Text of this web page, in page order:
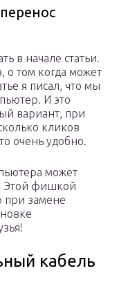
в начале статьи.
о том когда может
я писал, что мы
И это
вариант, при
кликов
очень удобно.
может
Этой фишкой
при замене
кабель